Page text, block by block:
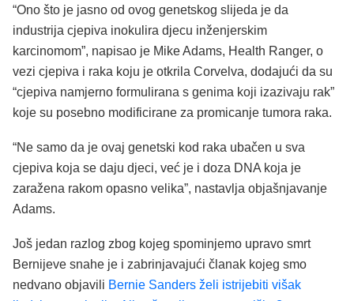
“Ono što je jasno od ovog genetskog slijeda je da
industrija cjepiva inokulira djecu inženjerskim
karcinomom”, napisao je Mike Adams, Health Ranger, o
vezi cjepiva i raka koju je otkrila Corvelva, dodajući da su
“cjepiva namjerno formulirana s genima koji izazivaju rak”
koje su posebno modificirane za promicanje tumora raka.
“Ne samo da je ovaj genetski kod raka ubačen u sva
cjepiva koja se daju djeci, već je i doza DNA koja je
zaražena rakom opasno velika”, nastavlja objašnjavanje
Adams.
Još jedan razlog zbog kojeg spominjemo upravo smrt
Bernijeve snahe je i zabrinjavajući članak kojeg smo
nedvano objavili Bernie Sanders želi istrijebiti višak